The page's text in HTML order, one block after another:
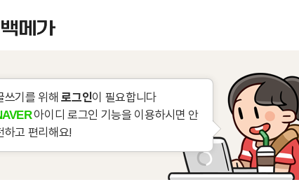
쓰기를 위해로그인이 필요합니다
아이디 로그인 기능을 이용하시면 안
하고 편리해요!